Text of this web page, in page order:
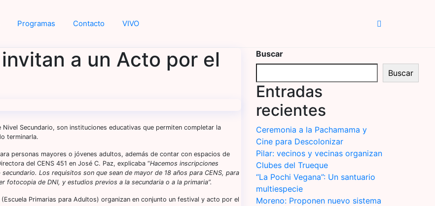
Programas Contacto VIVO
a un Acto por el
Secundario, son instituciones educativas que permiten completar la
terminarla.
personas mayores o jóvenes adultos, además de contar con espacios de
del CENS 451 en José C. Paz, explicaba “Hacemos inscripciones
Los requisitos son que sean de mayor de 18 años para CENS, para
fotocopia de DNI, y estudios previos a la secundaria o a la primaria”.
(Escuela Primarias para Adultos) organizan en conjunto un festival y acto por el
Buscar
Buscar
Entradas
recientes
Ceremonia a la Pachamama y
Cine para Descolonizar
Pilar: vecinos y vecinas organizan
Clubes del Trueque
“La Pochi Vegana”: Un santuario
multiespecie
Moreno: Proponen nuevo sistema